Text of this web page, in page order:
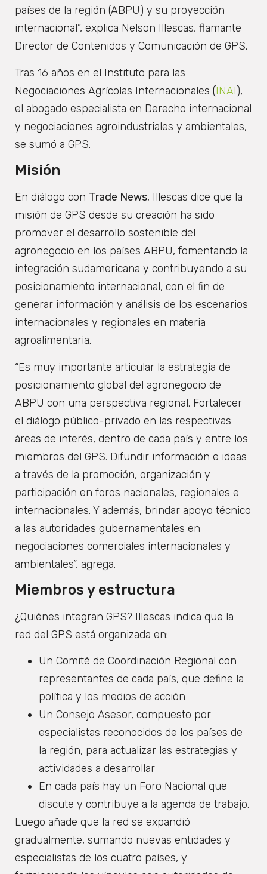
países de la región (ABPU) y su proyección
internacional”, explica Nelson Illescas, flamante
Director de Contenidos y Comunicación de GPS.
Tras 16 años en el Instituto para las
Negociaciones Agrícolas Internacionales (INAI),
el abogado especialista en Derecho internacional
y negociaciones agroindustriales y ambientales,
se sumó a GPS.
Misión
En diálogo con Trade News, Illescas dice que la
misión de GPS desde su creación ha sido
promover el desarrollo sostenible del
agronegocio en los países ABPU, fomentando la
integración sudamericana y contribuyendo a su
posicionamiento internacional, con el fin de
generar información y análisis de los escenarios
internacionales y regionales en materia
agroalimentaria.
“Es muy importante articular la estrategia de
posicionamiento global del agronegocio de
ABPU con una perspectiva regional. Fortalecer
el diálogo público-privado en las respectivas
áreas de interés, dentro de cada país y entre los
miembros del GPS. Difundir información e ideas
a través de la promoción, organización y
participación en foros nacionales, regionales e
internacionales. Y además, brindar apoyo técnico
a las autoridades gubernamentales en
negociaciones comerciales internacionales y
ambientales”, agrega.
Miembros y estructura
¿Quiénes integran GPS? Illescas indica que la
red del GPS está organizada en:
Un Comité de Coordinación Regional con
representantes de cada país, que define la
política y los medios de acción
Un Consejo Asesor, compuesto por
especialistas reconocidos de los países de
la región, para actualizar las estrategias y
actividades a desarrollar
En cada país hay un Foro Nacional que
discute y contribuye a la agenda de trabajo.
Luego añade que la red se expandió
gradualmente, sumando nuevas entidades y
especialistas de los cuatro países, y